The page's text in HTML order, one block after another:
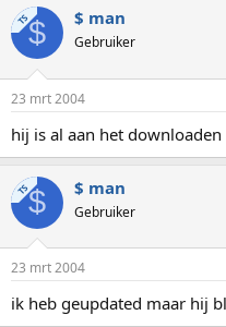
TS$ $ man
Gebruiker
23 mrt 2004
hij is al aan het downloaden
TS$ $ man
Gebruiker
23 mrt 2004
ik heb geupdated maar hij